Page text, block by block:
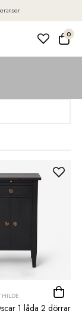
0
1 låda 2 dörrar